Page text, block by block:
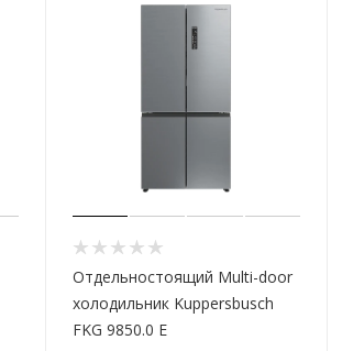
Отдельностоящий Multi-door
холодильник Kuppersbusch
FKG 9850.0 E